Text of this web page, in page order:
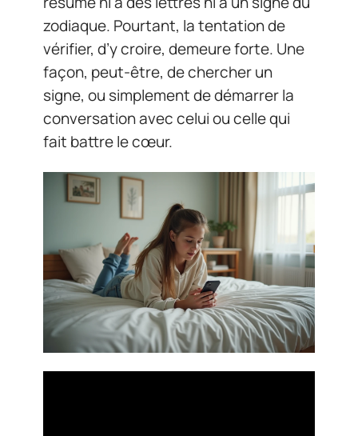
zodiaque. Pourtant, la tentation de
vérifier, d’y croire, demeure forte. Une
façon, peut-être, de chercher un
signe, ou simplement de démarrer la
conversation avec celui ou celle qui
fait battre le cœur.